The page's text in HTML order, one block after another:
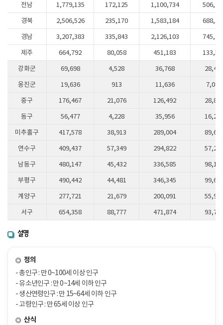
전남
1,779,135 172,125 1,100,734
경북
2,506,526 235,170 1,583,184
경남
3,207,383 335,843 2,126,103
제주
664,792 80,058 451,183
강화군
69,698 4,528 36,768
옹진군
19,636 913 11,636
7,087
중구
176,467 21,076 126,492
동구
56,477 4,228 35,956
미추홀구
417,578 38,913 289,004
연수구
409,437 57,349 294,822
남동구
480,147 45,432 336,585
부평구
490,442 44,481 346,345
계양구
277,721 21,679 200,091
서구
654,358 88,777 471,874
설명
정의
- 총인구 : 만 0~100세 이상 인구
- 유소년인구 : 만 0~14세 이하 인구
- 생산연령인구 : 만 15~64세 이하 인구
- 고령인구 : 만 65세 이상 인구
산식